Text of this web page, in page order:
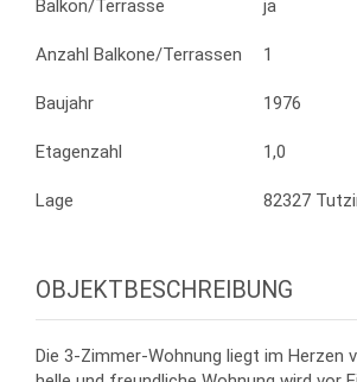
Balkon/Terrasse ja
Anzahl Balkone/Terrassen 1
Baujahr 1976
Etagenzahl 1,0
Lage 82327
OBJEKTBESCHREIBUNG
Die 3-Zimmer-Wohnung liegt im Herzen